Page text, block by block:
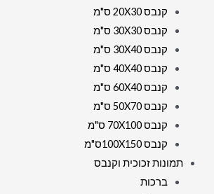
קנבס 20X30 ס"מ
קנבס 30X30 ס"מ
קנבס 30X40 ס"מ
קנבס 40X40 ס"מ
קנבס 60X40 ס"מ
קנבס 50X70 ס"מ
קנבס 70X100 ס"מ
קנבס 100X150ס"מ
תמונות זכוכית וקנבס
ברכות